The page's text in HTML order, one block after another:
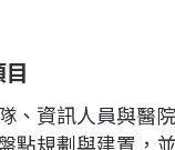
、資訊人員與醫
點規劃與建置，